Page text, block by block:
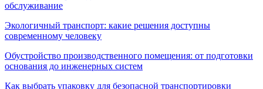
обслуживание
Экологичный транспорт: какие решения доступны
современному человеку
Обустройство производственного помещения: от подготовки
основания до инженерных систем
Как выбрать упаковку для безопасной транспортировки